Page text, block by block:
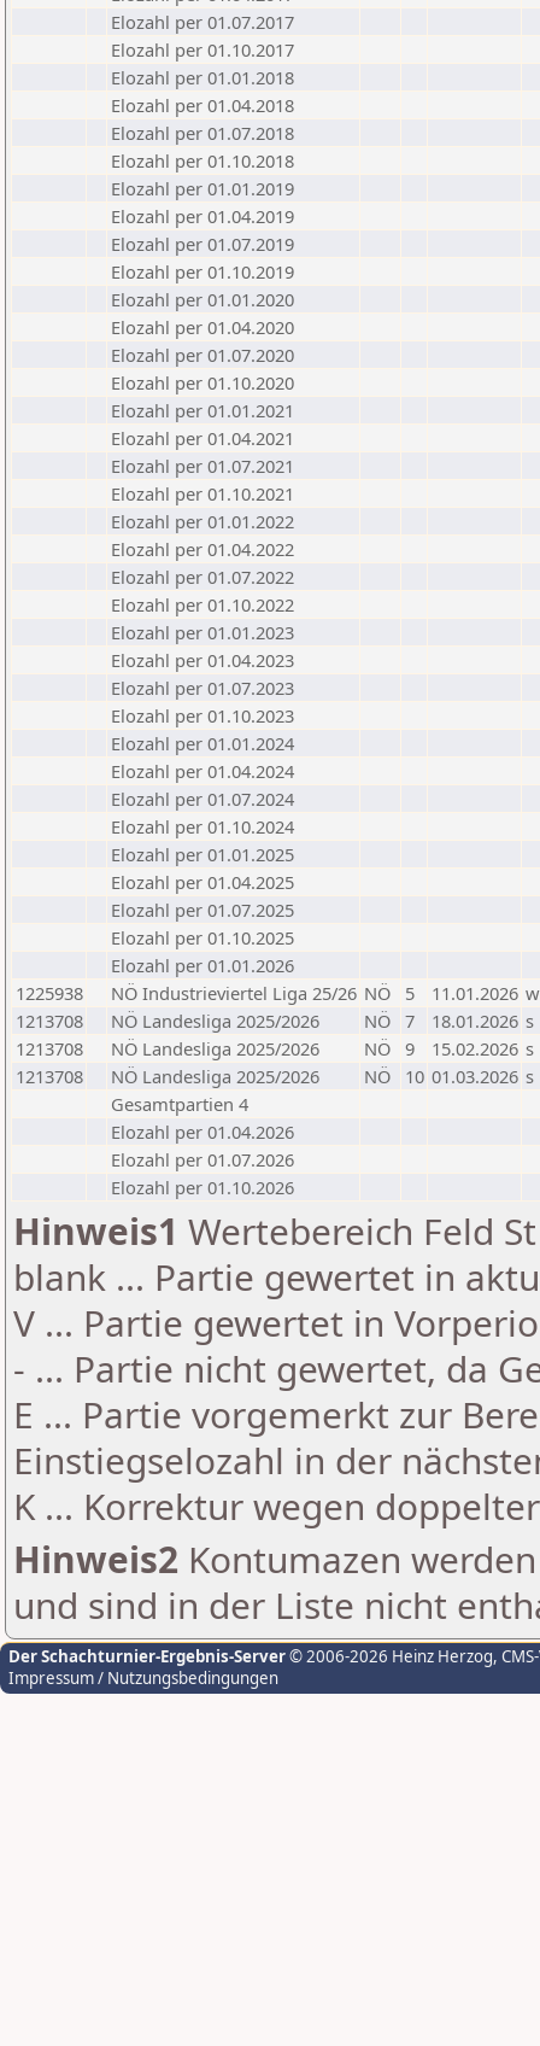
Elozahl per 01.07.2017
Elozahl per 01.10.2017
Elozahl per 01.01.2018
Elozahl per 01.04.2018
Elozahl per 01.07.2018
Elozahl per 01.10.2018
Elozahl per 01.01.2019
Elozahl per 01.04.2019
Elozahl per 01.07.2019
Elozahl per 01.10.2019
Elozahl per 01.01.2020
Elozahl per 01.04.2020
Elozahl per 01.07.2020
Elozahl per 01.10.2020
Elozahl per 01.01.2021
Elozahl per 01.04.2021
Elozahl per 01.07.2021
Elozahl per 01.10.2021
Elozahl per 01.01.2022
Elozahl per 01.04.2022
Elozahl per 01.07.2022
Elozahl per 01.10.2022
Elozahl per 01.01.2023
Elozahl per 01.04.2023
Elozahl per 01.07.2023
Elozahl per 01.10.2023
Elozahl per 01.01.2024
Elozahl per 01.04.2024
Elozahl per 01.07.2024
Elozahl per 01.10.2024
Elozahl per 01.01.2025
Elozahl per 01.04.2025
Elozahl per 01.07.2025
Elozahl per 01.10.2025
Elozahl per 01.01.2026
1225938
NÖ Industrieviertel Liga 25/26 NÖ 5 11.01.2026 w
1213708
NÖ Landesliga 2025/2026 NÖ 7 18.01.2026 s
1213708
NÖ Landesliga 2025/2026 NÖ 9 15.02.2026 s
1213708
NÖ Landesliga 2025/2026 NÖ 10 01.03.2026 s
Gesamtpartien 4
Elozahl per 01.04.2026
Elozahl per 01.07.2026
Elozahl per 01.10.2026
Hinweis1 Wertebereich Feld
blank ... Partie gewertet in
V ... Partie gewertet in
- ... Partie nicht gewertet, da
E ... Partie vorgemerkt zur
Einstiegselozahl in der
K ... Korrektur wegen
Hinweis2 Kontumazen
und sind in der Liste nicht
Der Schachturnier-Ergebnis-Server© 2006-2026 Heinz Herzog,
Impressum / Nutzungsbedingungen